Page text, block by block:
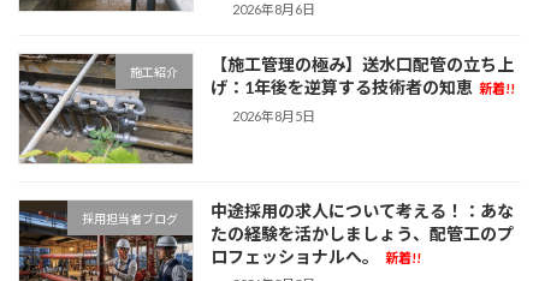
2026年8月6日
施工紹介
【施工管理の極み】送水口配管の立ち上
げ：1年後を逆算する技術者の知恵 新着!!
2026年8月5日
採用担当者ブログ
中途採用の求人について考える！：あな
たの経験を活かしましょう、配管工のプ
ロフェッショナルへ。
新着!!